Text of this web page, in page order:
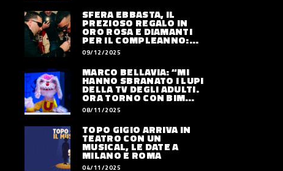
SFERA EBBASTA, IL
PREZIOSO REGALO IN
ORO ROSA E DIAMANTI
PER IL COMPLEANNO:
QUANTO VALE
09/12/2025
MARCO BELLAVIA: “MI
HANNO SBRANATO I LUPI
DELLA TV DEGLI ADULTI.
ORA TORNO CON BIM
BUM BAM PARTY”
08/11/2025
TOPO GIGIO ARRIVA IN
TEATRO CON UN
MUSICAL, LE DATE A
MILANO E ROMA
04/11/2025